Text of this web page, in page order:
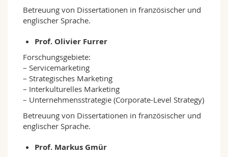
Betreuung von Dissertationen in französischer und
englischer Sprache.
Prof. Olivier Furrer
Forschungsgebiete:
– Servicemarketing
– Strategisches Marketing
– Interkulturelles Marketing
– Unternehmensstrategie (Corporate-Level Strategy)
Betreuung von Dissertationen in französischer und
englischer Sprache.
Prof. Markus Gmür